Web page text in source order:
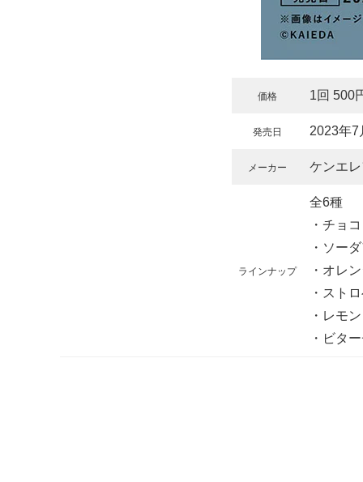
価格 1回 500
発売日 2023年7
メーカー ケンエ
ラインナップ
全6種
・チョ
・ソー
・オレ
・スト
・レモ
・ビタ